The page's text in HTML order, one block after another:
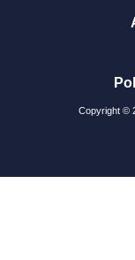
Copyright ©